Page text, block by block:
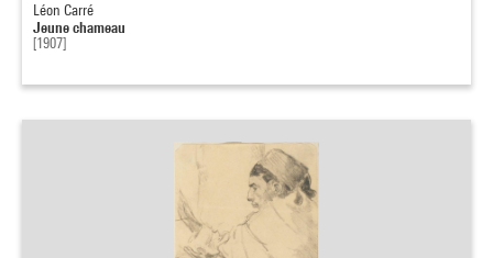
Léon Carré
Jeune chameau
[1907]